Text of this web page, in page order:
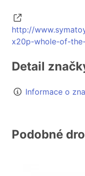
http://
x20p-whole-of-
Detail
Informace o
Podobné